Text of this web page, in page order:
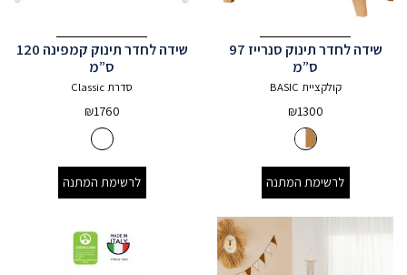
שידה לחדר תינוק סנרייז 97
ס”מ
קולקציית BASIC
₪1300
לרשימת המתנה
שידה לחדר תינוק קמפינה 120
ס”מ
סדרת Classic
₪1760
לרשימת המתנה